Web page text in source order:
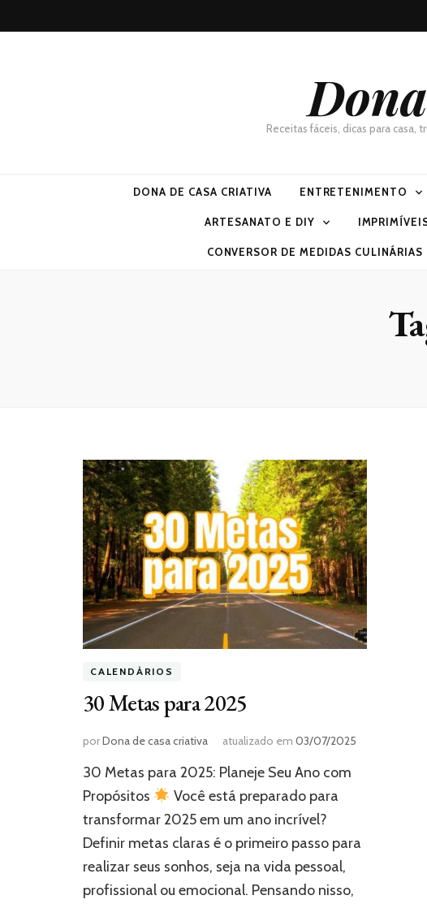
Receitas fáceis, dicas para casa,
DONA DE CASA CRIATIVA ENTRETENIMENTO
ARTESANATO E DIY
CONVERSOR DE MEDIDAS CULINÁRIAS
CALENDÁRIOS
30 Metas para 2025
porDona de casa criativa atualizado em 03/07/2025
30 Metas para 2025: Planeje Seu Ano com
Propósitos
Você está preparado para
transformar 2025 em um ano incrível?
Definir metas claras é o primeiro passo para
realizar seus sonhos, seja na vida pessoal,
profissional ou emocional. Pensando nisso,